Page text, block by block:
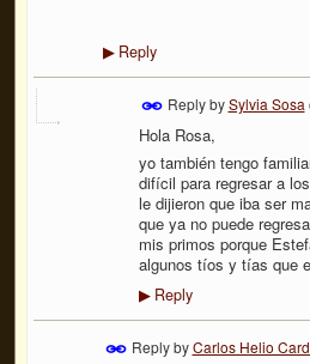
▶Reply
Reply bySylvia Sosa
Hola Rosa,
yo también tengo
difícil para regresar a
le dijieron que iba ser
que ya no puede
mis primos porque
algunos tíos y tías que
▶Reply
Reply byCarlos Helio